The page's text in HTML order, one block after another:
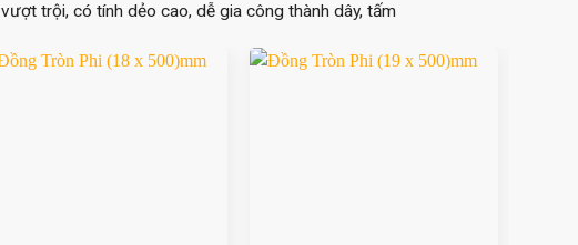
trội, có tính dẻo cao, dễ gia công thành dây, tấm